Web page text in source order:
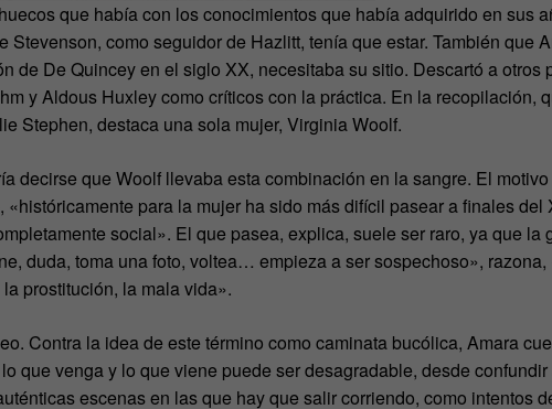
que había con los conocimientos que había adquirido en sus
Stevenson, como seguidor de Hazlitt, tenía que estar. También que
de De Quincey en el siglo XX, necesitaba su sitio. Descartó a otros
y Aldous Huxley como críticos con la práctica. En la recopilación,
Stephen, destaca una sola mujer, Virginia Woolf.
decirse que Woolf llevaba esta combinación en la sangre. El
para la mujer ha sido más difícil pasear a finales del
social». El que pasea, explica, suele ser raro, ya que la
duda, toma una foto, voltea… empieza a ser sospechoso», razona,
prostitución, la mala vida».
Contra la idea de este término como caminata bucólica, Amara
que venga y lo que viene puede ser desagradable, desde confundir
escenas en las que hay que salir corriendo, como intentos